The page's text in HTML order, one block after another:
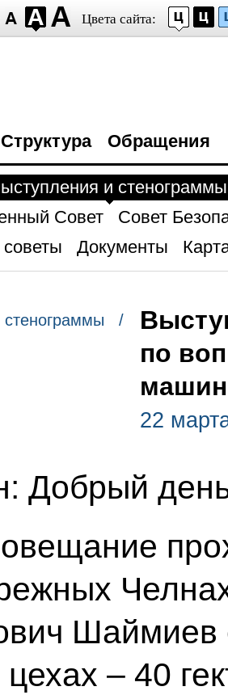
Цвета сайта:
Структура Обращения
и стенограммы
Совет
Совет
Документы
стенограммы /
по
22
Добрый
Шаймиев
цехах – 40